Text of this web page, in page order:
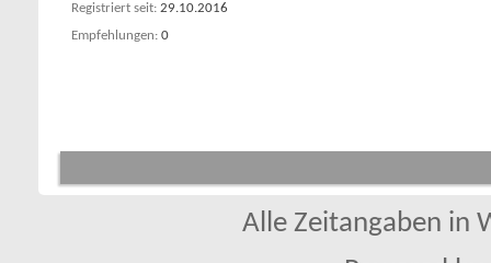
Registriert seit 29.10.2016
Empfehlungen 0
Alle Zeitangaben in